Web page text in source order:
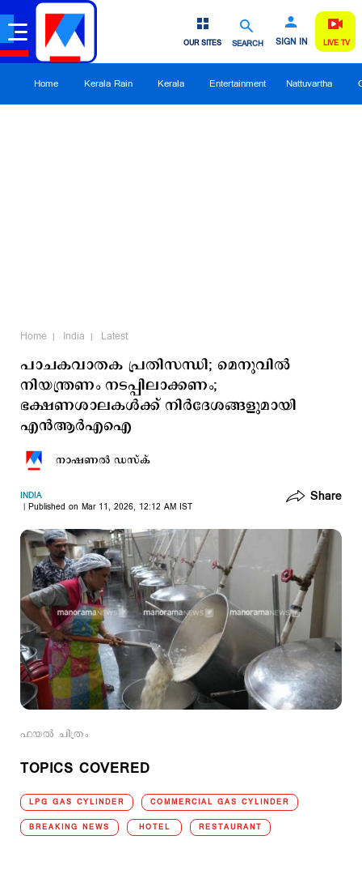
SEARCH SIGN IN
OUR SITES LIVE TV
Home Kerala Rain Kerala Entertainment Nattuvartha
Home India Latest
പാചകവാതക പ്രതിസന്ധി; മെനുവിൽ
നിയന്ത്രണം നടപ്പിലാക്കണം;
ഭക്ഷണശാലകൾക്ക് നിർദേശങ്ങളുമായി
എന്‍ആര്‍എഐ
നാഷണല്‍ ഡസ്ക്
INDIA
Published on Mar 11, 2026, 12:12 AM IST
Share
ഫയല്‍ ചിത്രം
TOPICS COVERED
LPG GAS CYLINDER COMMERCIAL GAS CYLINDER
BREAKING NEWS HOTEL RESTAURANT